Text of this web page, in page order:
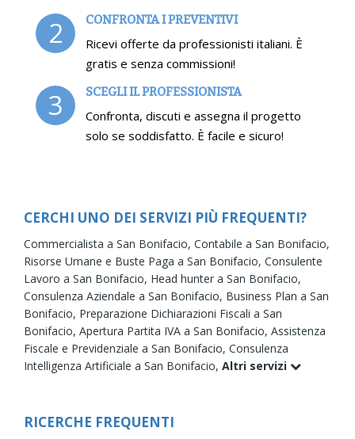
2 CONFRONTA I PREVENTIVI
Ricevi offerte da professionisti italiani. È
gratis e senza commissioni!
3 SCEGLI IL PROFESSIONISTA
Confronta, discuti e assegna il progetto
solo se soddisfatto. È facile e sicuro!
CERCHI UNO DEI SERVIZI PIÙ FREQUENTI?
Commercialista a San Bonifacio, Contabile a San Bonifacio,
Risorse Umane e Buste Paga a San Bonifacio, Consulente
Lavoro a San Bonifacio, Head hunter a San Bonifacio,
Consulenza Aziendale a San Bonifacio, Business Plan a San
Bonifacio, Preparazione Dichiarazioni Fiscali a San
Bonifacio, Apertura Partita IVA a San Bonifacio, Assistenza
Fiscale e Previdenziale a San Bonifacio, Consulenza
Intelligenza Artificiale a San Bonifacio, Altri servizi
RICERCHE FREQUENTI